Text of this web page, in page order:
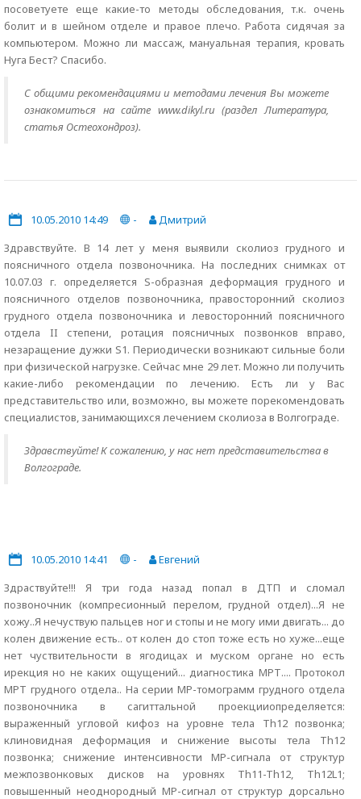
посоветуете еще какие-то методы обследования, т.к. очень
болит и в шейном отделе и правое плечо. Работа сидячая за
компьютером. Можно ли массаж, мануальная терапия, кровать
Нуга Бест? Спасибо.
С общими рекомендациями и методами лечения Вы можете
ознакомиться на сайте www.dikyl.ru (раздел Литература,
статья Остеохондроз).
10.05.2010 14:49 -
Дмитрий
Здравствуйте. В 14 лет у меня выявили сколиоз грудного и
поясничного отдела позвоночника. На последних снимках от
10.07.03 г. определяется S-образная деформация грудного и
поясничного отделов позвоночника, правосторонний сколиоз
грудного отдела позвоночника и левосторонний поясничного
отдела II степени, ротация поясничных позвонков вправо,
незаращение дужки S1. Периодически возникают сильные боли
при физической нагрузке. Сейчас мне 29 лет. Можно ли получить
какие-либо рекомендации по лечению. Есть ли у Вас
представительство или, возможно, вы можете порекомендовать
специалистов, занимающихся лечением сколиоза в Волгограде.
Здравствуйте! К сожалению, у нас нет представительства в
Волгограде.
10.05.2010 14:41 -
Евгений
Здраствуйте!!! Я три года назад попал в ДТП и сломал
позвоночник (компресионный перелом, грудной отдел)...Я не
хожу..Я нечуствую пальцев ног и стопы и не могу ими двигать... до
колен движение есть.. от колен до стоп тоже есть но хуже...еще
нет чуствительности в ягодицах и муском органе но есть
ирекция но не каких ощущений... диагностика МРТ.... Протокол
МРТ грудного отдела.. На серии МР-томограмм грудного отдела
позвоночника в сагиттальной проекцииопределяется:
выраженный угловой кифоз на уровне тела Th12 позвонка;
клиновидная деформация и снижение высоты тела Th12
позвонка; снижение интенсивности МР-сигнала от структур
межпозвонковых дисков на уровнях Th11-Th12, Th12L1;
повышенный неоднородный МР-сигнал от структур дорсально